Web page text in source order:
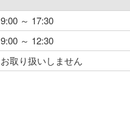
9:00 ～ 17:30
9:00 ～ 12:30
お取り扱いしません